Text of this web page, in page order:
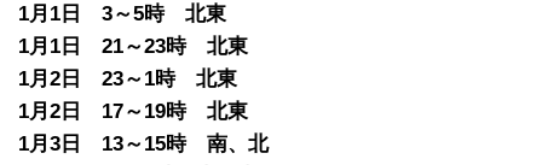
1月1日 3～5時 北東
1月1日 21～23時 北東
1月2日 23～1時 北東
1月2日 17～19時 北東
1月3日 13～15時 南、北